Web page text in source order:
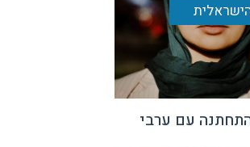
עם ערבי